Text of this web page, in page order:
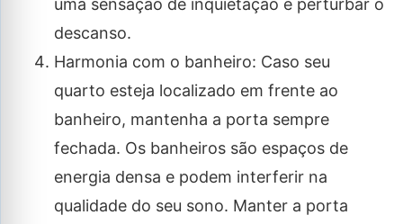
uma sensação de inquietação e perturbar o
descanso.
Harmonia com o banheiro: Caso seu
quarto esteja localizado em frente ao
banheiro, mantenha a porta sempre
fechada. Os banheiros são espaços de
energia densa e podem interferir na
qualidade do seu sono. Manter a porta